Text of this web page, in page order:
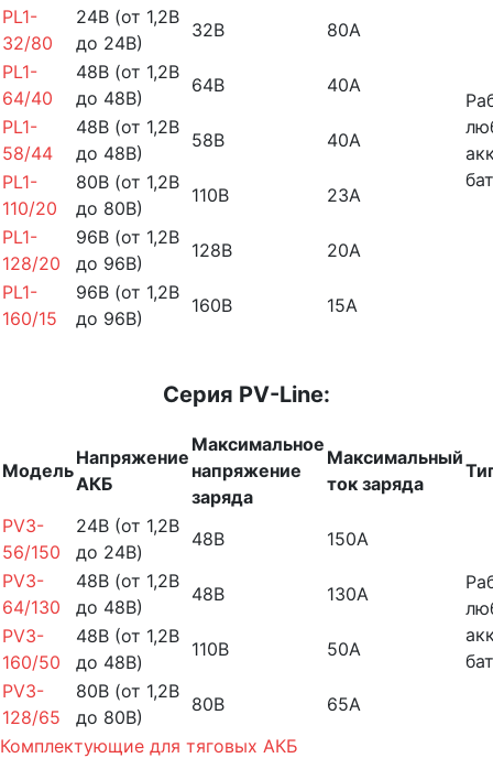
PL1-
32/80
24В (от 1,2В
до 24В)
32В
80А
PL1-
64/40
48В (от 1,2В
до 48В)
64В
40А
PL1-
58/44
48В (от 1,2В
до 48В)
58В
40А
PL1-
110/20
80В (от 1,2В
до 80В)
110В
23А
PL1-
128/20
96В (от 1,2В
до 96В)
128В
20А
PL1-
160/15
96В (от 1,2В
до 96В)
160В 15А
Серия PV-Line:
Модель
Напряжение
АКБ
Максимальное
напряжение
заряда
Максимальный
ток заряда
PV3-
56/150
24B (от 1,2В
до 24В)
48В
150А
PV3-
64/130
48В (от 1,2В
до 48В)
48В
130А
PV3-
160/50
48B (от 1,2В
до 48В)
110В
50А
PV3-
128/65
80В (от 1,2В
до 80В)
80В
65А
Комплектующие для тяговых АКБ